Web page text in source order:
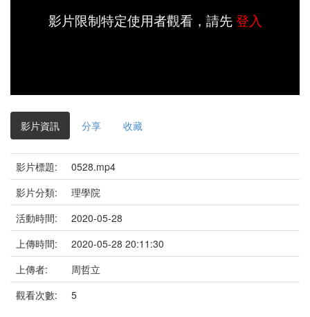
影片限制特定使用者觀看，請先登入
影片資訊 分享 收藏
影片標題:
0528.mp4
影片分類:
理學院
活動時間:
2020-05-28
上傳時間:
2020-05-28 20:11:30
上傳者:
周哲立
觀看次數:
5